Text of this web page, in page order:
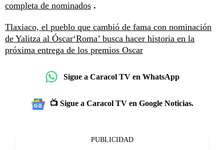
completa de nominados .
Tlaxiaco, el pueblo que cambió de fama con nominación
de Yalitza al Óscar‘Roma’ busca hacer historia en la
próxima entrega de los premios Oscar
Sigue a Caracol TV en WhatsApp
📺 Sigue a Caracol TV en Google Noticias.
PUBLICIDAD